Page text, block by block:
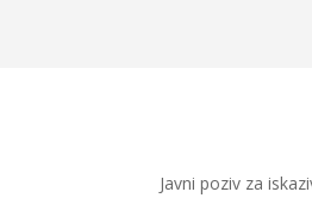
Javni poziv za